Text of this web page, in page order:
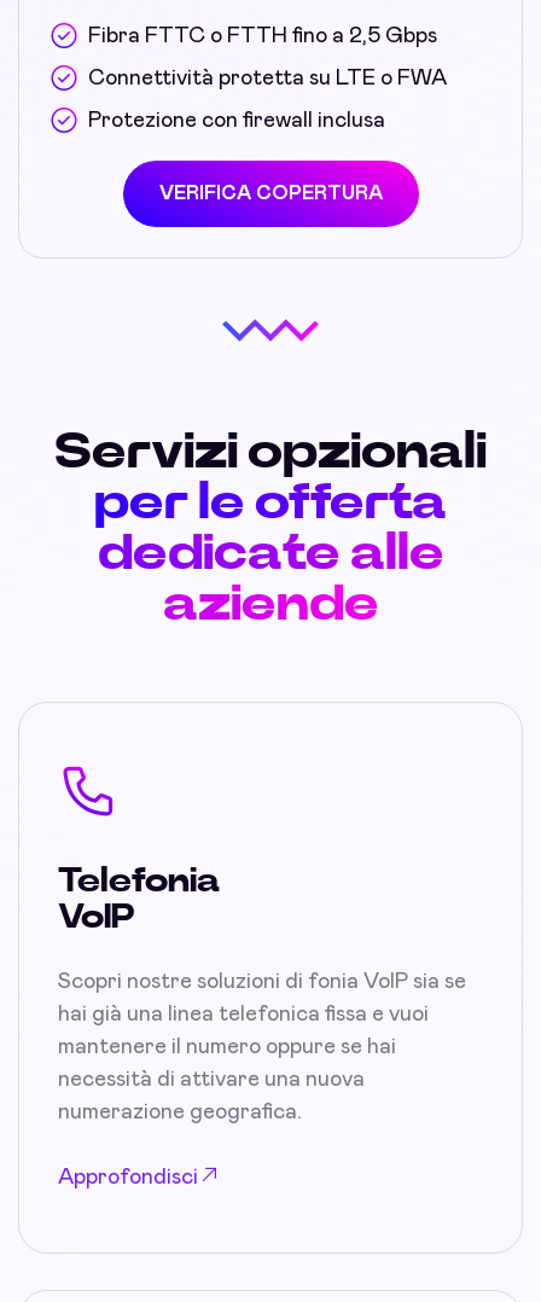
Fibra FTTC o FTTH fino a 2,5 Gbps
Connettività protetta su LTE o FWA
Protezione con firewall inclusa
VERIFICA COPERTURA
Servizi opzionali
per le offerta
dedicate alle
aziende
Telefonia
VoIP
Scopri nostre soluzioni di fonia VoIP sia se
hai già una linea telefonica fissa e vuoi
mantenere il numero oppure se hai
necessità di attivare una nuova
numerazione geografica.
Approfondisci